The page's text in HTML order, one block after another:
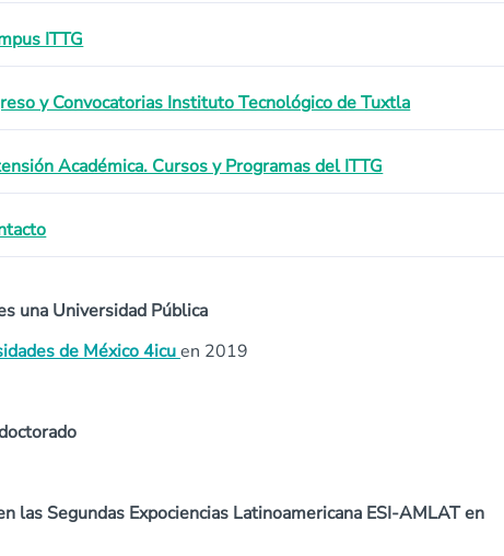
ITTG
y Convocatorias Instituto Tecnológico de Tuxtla
Académica. Cursos y Programas del ITTG
una Universidad Pública
de México 4icuen 2019
las Segundas Expociencias Latinoamericana ESI-AMLAT en